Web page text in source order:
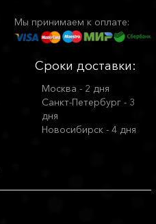
Мы принимаем к оплате:
Сроки доставки:
Москва - 2 дня
Санкт-Петербург - 3
дня
Новосибирск - 4 дня